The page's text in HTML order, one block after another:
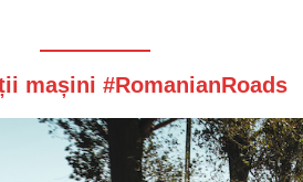
mașini #RomanianRoads